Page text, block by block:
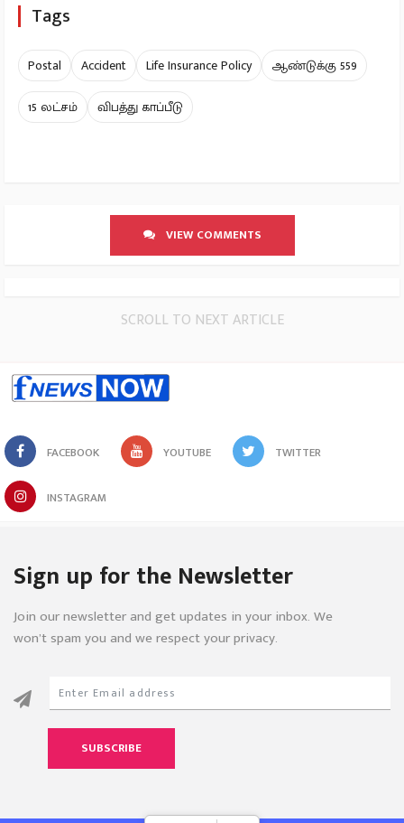
Tags
Postal Accident Life Insurance Policy
ஆண்டுக்கு 559
15 லட்சம்
விபத்து காப்பீடு
VIEW COMMENTS
SCROLL TO NEXT ARTICLE
FACEBOOK YOUTUBE TWITTER
INSTAGRAM
Sign up for the Newsletter
Join our newsletter and get updates in your inbox. We
won’t spam you and we respect your privacy.
SUBSCRIBE